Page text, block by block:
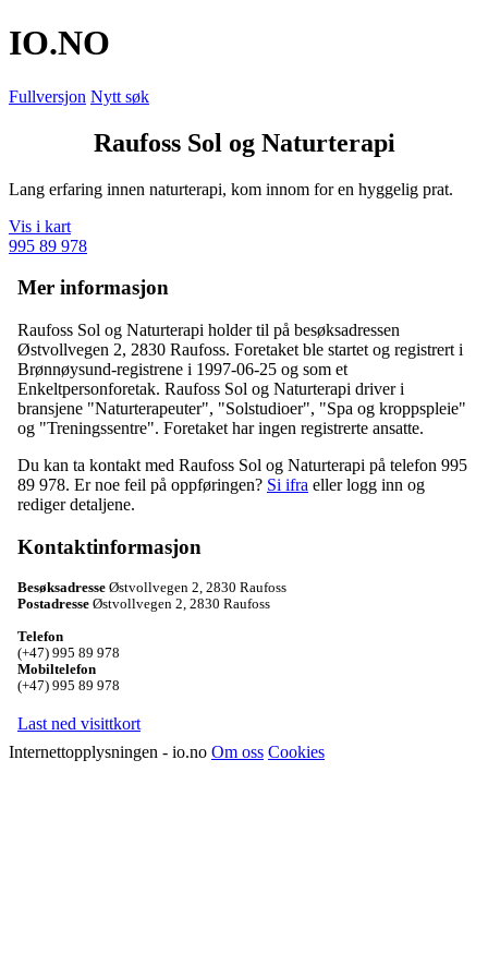
IO.NO
Fullversjon Nytt søk
Raufoss Sol og Naturterapi
Lang erfaring innen naturterapi, kom innom for en hyggelig prat.
Vis i kart
995 89 978
Mer informasjon
Raufoss Sol og Naturterapi holder til på besøksadressen
Østvollvegen 2, 2830 Raufoss. Foretaket ble startet og registrert i
Brønnøysund-registrene i 1997-06-25 og som et
Enkeltpersonforetak. Raufoss Sol og Naturterapi driver i
bransjene "Naturterapeuter", "Solstudioer", "Spa og kroppspleie"
og "Treningssentre". Foretaket har ingen registrerte ansatte.
Du kan ta kontakt med Raufoss Sol og Naturterapi på telefon 995
89 978. Er noe feil på oppføringen? Si ifra eller logg inn og
rediger detaljene.
Kontaktinformasjon
Besøksadresse Østvollvegen 2 2830 Raufoss
Postadresse Østvollvegen 2 2830 Raufoss
Telefon
(+47) 995 89 978
Mobiltelefon
(+47) 995 89 978
Last ned visittkort
Internettopplysningen - io.no Om oss Cookies